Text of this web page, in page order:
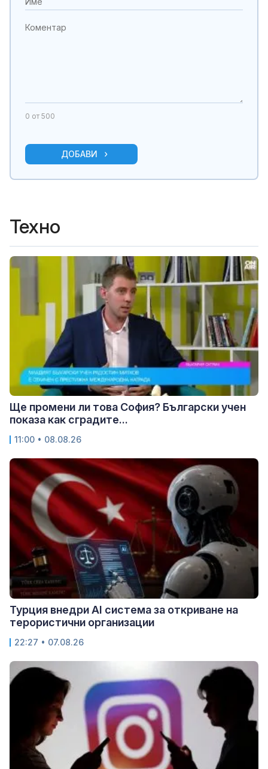
0 от 500
ДОБАВИ
Техно
Ще промени ли това София? Български учен
показа как сградите...
11:00 • 08.08.26
Турция внедри AI система за откриване на
терористични организации
22:27 • 07.08.26